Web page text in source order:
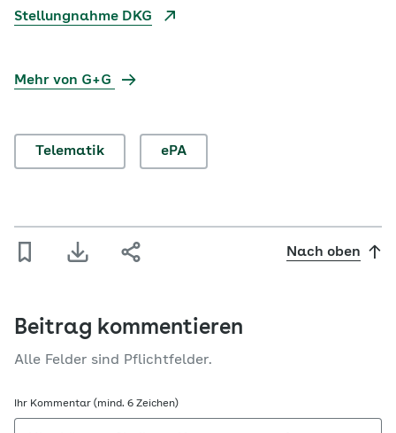
Stellungnahme DKG
Mehr von G+G
Telematik ePA
Nach oben
Beitrag kommentieren
Alle Felder sind Pflichtfelder.
Ihr Kommentar (mind. 6 Zeichen)